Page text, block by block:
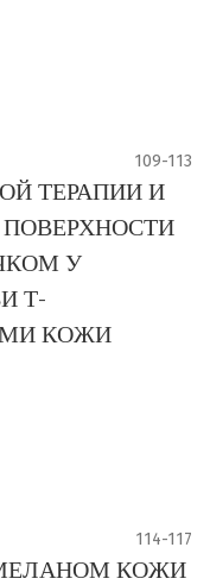
109-113
ТЕРАПИИ И
У
Т-
КОЖИ
114-117
КОЖИ